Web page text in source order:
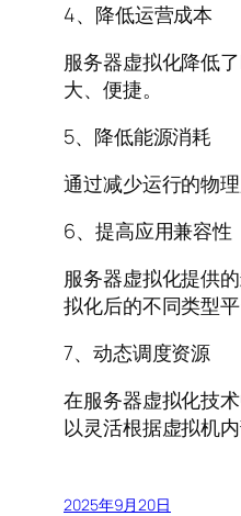
4、降低运营成本
服务器虚拟化降低
大、便捷。
5、降低能源消耗
通过减少运行的物
6、提高应用兼容性
服务器虚拟化提供
拟化后的不同类型平
7、动态调度资源
在服务器虚拟化技
以灵活根据虚拟机
2025年9月20日